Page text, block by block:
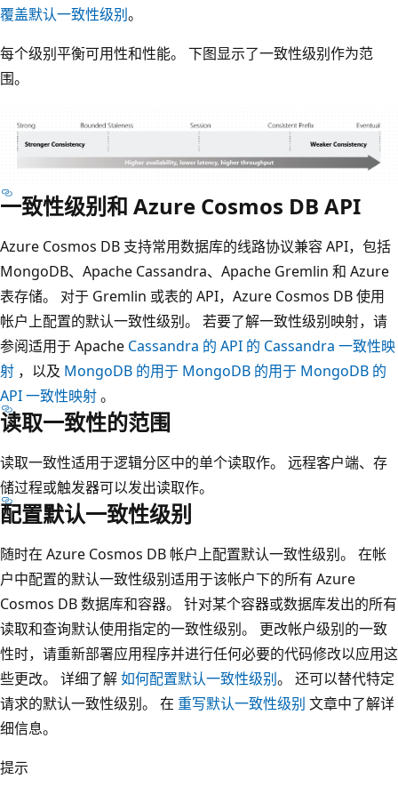
覆盖默认一致性级别。
每个级别平衡可用性和性能。 下图显示了一致性级别作为范
围。
一致性级别和 Azure Cosmos DB API
Azure Cosmos DB 支持常用数据库的线路协议兼容 API，包括
MongoDB、Apache Cassandra、Apache Gremlin 和 Azure
表存储。 对于 Gremlin 或表的 API，Azure Cosmos DB 使用
帐户上配置的默认一致性级别。 若要了解一致性级别映射，请
参阅适用于 Apache Cassandra 的 API 的 Cassandra 一致性映
射 ，以及 MongoDB 的用于 MongoDB 的用于 MongoDB 的
API 一致性映射。
读取一致性的范围
读取一致性适用于逻辑分区中的单个读取作。 远程客户端、存
储过程或触发器可以发出读取作。
配置默认一致性级别
随时在 Azure Cosmos DB 帐户上配置默认一致性级别。 在帐
户中配置的默认一致性级别适用于该帐户下的所有 Azure
Cosmos DB 数据库和容器。 针对某个容器或数据库发出的所有
读取和查询默认使用指定的一致性级别。 更改帐户级别的一致
性时，请重新部署应用程序并进行任何必要的代码修改以应用这
些更改。 详细了解如何配置默认一致性级别。 还可以替代特定
请求的默认一致性级别。 在 重写默认一致性级别 文章中了解详
细信息。
提示